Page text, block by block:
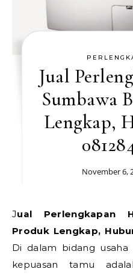
Jual
Sumbawa
Lengkap,
November 6,
Jual Perlengkapan Hotel Sumbawa Barat
Produk Lengkap,
Di dalam bidang
kepuasan tamu